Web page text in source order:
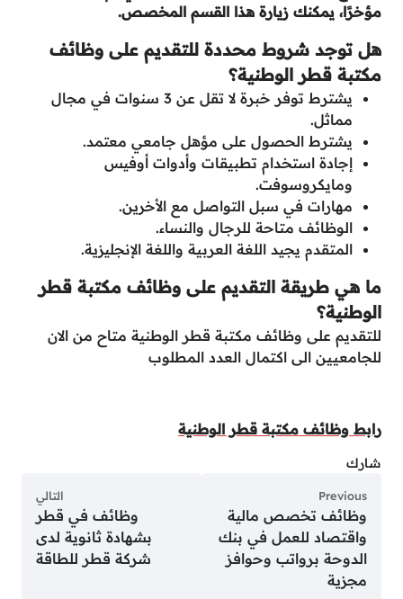
مؤخرًا، يمكنك زيارة هذا القسم المخصص.
هل توجد شروط محددة للتقديم على وظائف
مكتبة قطر الوطنية؟
يشترط توفر خبرة لا تقل عن 3 سنوات في مجال
مماثل.
يشترط الحصول على مؤهل جامعي معتمد.
إجادة استخدام تطبيقات وأدوات أوفيس
ومايكروسوفت.
مهارات في سبل التواصل مع الأخرين.
الوظائف متاحة للرجال والنساء.
المتقدم يجيد اللغة العربية واللغة الإنجليزية.
ما هي طريقة التقديم على وظائف مكتبة قطر
الوطنية؟
للتقديم على وظائف مكتبة قطر الوطنية متاح من الان
للجامعيين الى اكتمال العدد المطلوب
رابط وظائف مكتبة قطر الوطنية
شارك
Previous
وظائف تخصص مالية
واقتصاد للعمل في بنك
الدوحة برواتب وحوافز
مجزية
التالي
وظائف في قطر
بشهادة ثانوية لدى
شركة قطر للطاقة